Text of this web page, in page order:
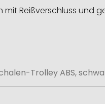
Reißverschluss und
Trolley ABS,